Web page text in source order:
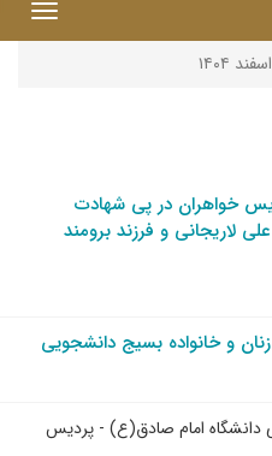
اسفند ۱۴۰۴
خواهران در پی شهادت
علی لاریجانی و فرزند برومند
و خانواده بسیج دانشجویی
دانشگاه امام صادق(ع) - پردیس